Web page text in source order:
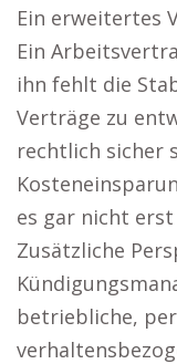
Ein erweitertes
Ein
ihn fehlt die
Verträge zu
rechtlich sicher
es gar nicht
Zusätzliche
betriebliche,